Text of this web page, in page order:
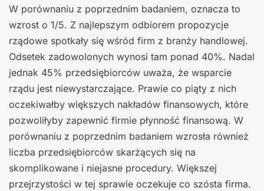
W porównaniu z poprzednim badaniem, oznacza to
wzrost o 1/5. Z najlepszym odbiorem propozycje
rządowe spotkały się wśród firm z branży handlowej.
Odsetek zadowolonych wynosi tam ponad 40%. Nadal
jednak 45% przedsiębiorców uważa, że wsparcie
rządu jest niewystarczające. Prawie co piąty z nich
oczekiwałby większych nakładów finansowych, które
pozwoliłyby zapewnić firmie płynność finansową. W
porównaniu z poprzednim badaniem wzrosła również
liczba przedsiębiorców skarżących się na
skomplikowane i niejasne procedury. Większej
przejrzystości w tej sprawie oczekuje co szósta firma.